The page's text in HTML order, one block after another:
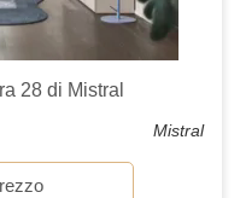
28 di Mistral
Mistral